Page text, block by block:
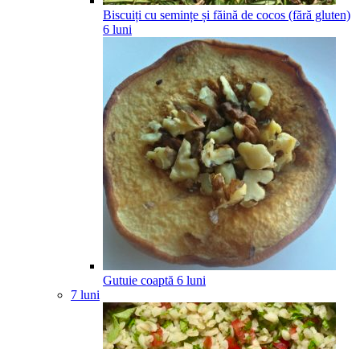
Biscuiți cu semințe și făină de cocos (fără gluten)
6 luni
Gutuie coaptă 6 luni
7 luni